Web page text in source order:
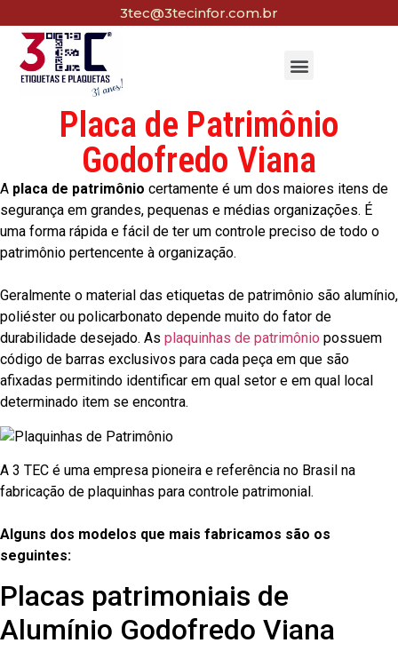
3tec@3tecinfor.com.br
Placa de Patrimônio
Godofredo Viana
A placa de patrimônio certamente é um dos maiores itens de
segurança em grandes, pequenas e médias organizações. É
uma forma rápida e fácil de ter um controle preciso de todo o
patrimônio pertencente à organização.
Geralmente o material das etiquetas de patrimônio são alumínio,
poliéster ou policarbonato depende muito do fator de
durabilidade desejado. As plaquinhas de patrimônio possuem
código de barras exclusivos para cada peça em que são
afixadas permitindo identificar em qual setor e em qual local
determinado item se encontra.
A 3 TEC é uma empresa pioneira e referência no Brasil na
fabricação de plaquinhas para controle patrimonial.
Alguns dos modelos que mais fabricamos são os
seguintes:
Placas patrimoniais de
Alumínio Godofredo Viana